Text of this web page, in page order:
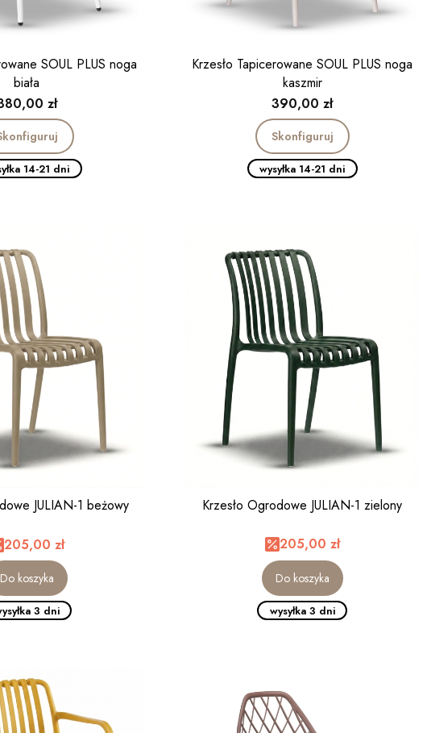
SOUL PLUS noga
biała
zł
14-21 dni
Krzesło Tapicerowane SOUL PLUS noga
kaszmir
Cena
390,00 zł
Skonfiguruj
wysyłka 14-21 dni
JULIAN-1 beżowy
205,00 zł
Do koszyka
3 dni
Krzesło Ogrodowe JULIAN-1 zielony
205,00 zł
Do koszyka
wysyłka 3 dni